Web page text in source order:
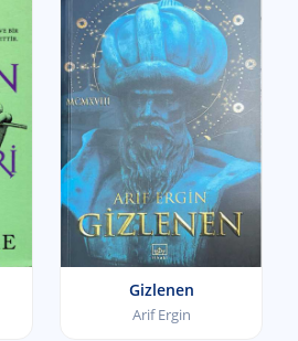
Gizlenen
Arif Ergin